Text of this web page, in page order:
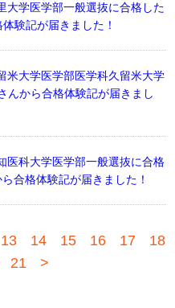
大学医学部一般選抜に合格した
験記が届きました！
米大学医学部医学科久留米大学
んから合格体験記が届きまし
医科大学医学部一般選抜に合格
合格体験記が届きました！
13 14 15 16 17
18
21 >